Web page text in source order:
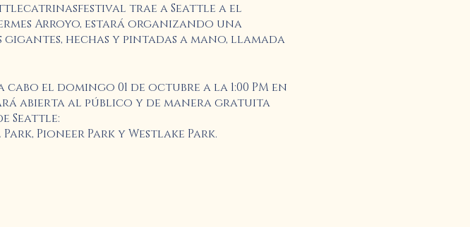
trae a Seattle a el
Arroyo, estará organizando una
hechas y pintadas a mano, llamada
el domingo 01 de octubre a la 1:00 PM en
abierta al público y de manera gratuita
Seattle:
Pioneer Park y Westlake Park.